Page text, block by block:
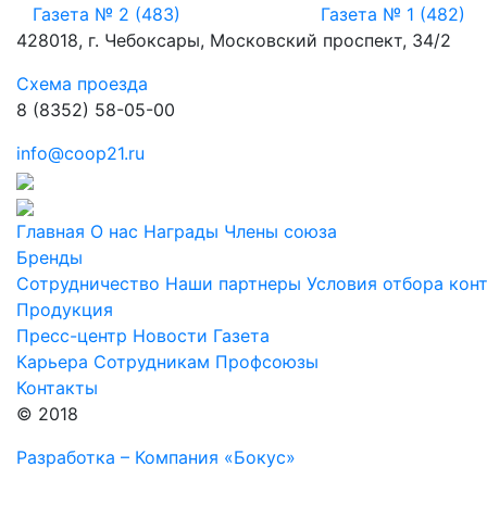
Газета № 2 (483)
Газета № 1 (482)
428018, г. Чебоксары, Московский проспект, 34/2
Схема проезда
8 (8352) 58-05-00
info@coop21.ru
Главная О нас Награды Члены союза
Бренды
Сотрудничество Наши партнеры Условия отбора
Продукция
Пресс-центр Новости Газета
Карьера Сотрудникам Профсоюзы
Контакты
© 2018
Разработка – Компания «Бокус»